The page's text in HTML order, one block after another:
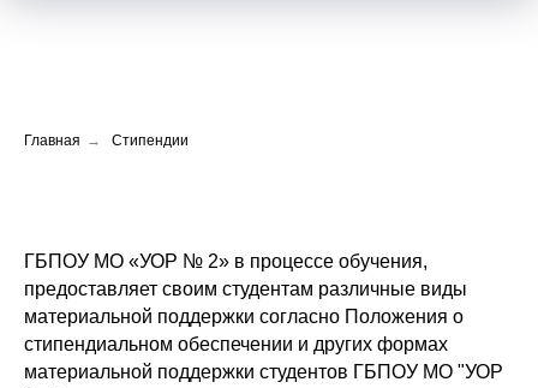
Главная → Стипендии
ГБПОУ МО «УОР № 2» в процессе обучения,
предоставляет своим студентам различные виды
материальной поддержки согласно Положения о
стипендиальном обеспечении и других формах
материальной поддержки студентов ГБПОУ МО "УОР